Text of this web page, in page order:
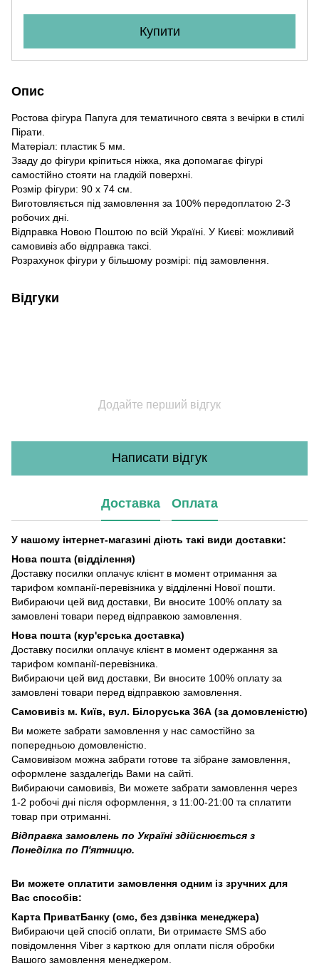
Купити
Опис
Ростова фігура Папуга для тематичного свята з вечірки в стилі
Пірати.
Матеріал: пластик 5 мм.
Ззаду до фігури кріпиться ніжка, яка допомагає фігурі
самостійно стояти на гладкій поверхні.
Розмір фігури: 90 х 74 см.
Виготовляється під замовлення за 100% передоплатою 2-3
робочих дні.
Відправка Новою Поштою по всій Україні. У Києві: можливий
самовивіз або відправка таксі.
Розрахунок фігури у більшому розмірі: під замовлення.
Відгуки
Додайте перший відгук
Написати відгук
Доставка Оплата
У нашому інтернет-магазині діють такі види доставки:
Нова пошта (відділення)
Доставку посилки оплачує клієнт в момент отримання за
тарифом компанії-перевізника у відділенні Нової пошти.
Вибираючи цей вид доставки, Ви вносите 100% оплату за
замовлені товари перед відправкою замовлення.
Нова пошта (кур'єрська доставка)
Доставку посилки оплачує клієнт в момент одержання за
тарифом компанії-перевізника.
Вибираючи цей вид доставки, Ви вносите 100% оплату за
замовлені товари перед відправкою замовлення.
Самовивіз м. Київ, вул. Білоруська 36А (за домовленістю)
Ви можете забрати замовлення у нас самостійно за
попередньою домовленістю.
Самовивізом можна забрати готове та зібране замовлення,
оформлене заздалегідь Вами на сайті.
Вибираючи самовивіз, Ви можете забрати замовлення через
1-2 робочі дні після оформлення, з 11:00-21:00 та сплатити
товар при отриманні.
Відправка замовлень по Україні здійснюється з
Понеділка по П'ятницю.
Ви можете оплатити замовлення одним із зручних для
Вас способів:
Карта ПриватБанку (смс, без дзвінка менеджера)
Вибираючи цей спосіб оплати, Ви отримаєте SMS або
повідомлення Viber з карткою для оплати після обробки
Вашого замовлення менеджером.